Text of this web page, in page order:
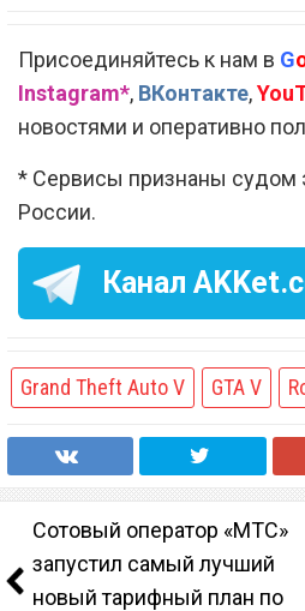
Присоединяйтесь к нам в G
Instagram*, ВКонтакте,
новостями и оперативно
* Сервисы признаны судом
России.
Канал
Grand Theft Auto V GTA V
Сотовый оператор «МТС»
запустил самый лучший
новый тарифный план по